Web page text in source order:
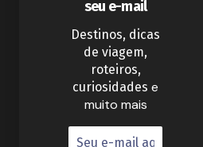
seu e-mail
Destinos, dicas
de viagem,
roteiros,
curiosidades e
muito mais